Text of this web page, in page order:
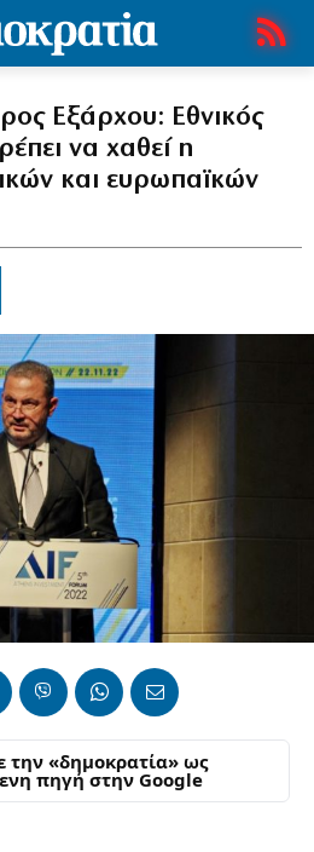
Εξάρχου: Εθνικός
να χαθεί η
και ευρωπαϊκών
την «δημοκρατία» ως
πηγή στην Google